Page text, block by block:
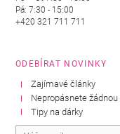
Pá: 7:30 - 15:00
+420 321 711 711
ODEBÍRAT NOVINKY
Zajímavé články
Nepropásnete žádnou
Tipy na dárky